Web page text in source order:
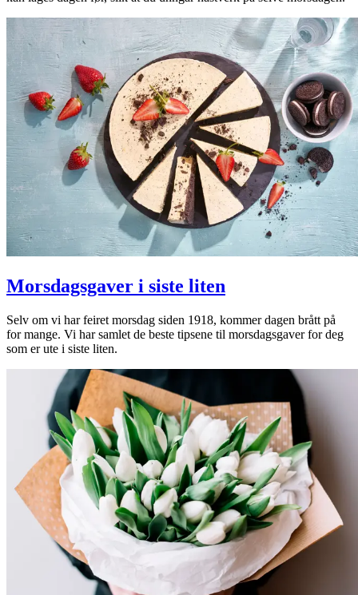
Morsdagsgaver i siste liten
Selv om vi har feiret morsdag siden 1918, kommer dagen brått på
for mange. Vi har samlet de beste tipsene til morsdagsgaver for deg
som er ute i siste liten.